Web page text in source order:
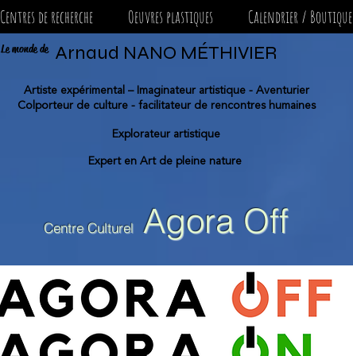
Centres de recherche Oeuvres plastiques Calendrier / Boutique
Arnaud NANO MÉTHIVIER
Le monde de
Artiste expérimental – Imaginateur artistique - Aventurier
Colporteur de culture - facilitateur de rencontres humaines
Explorateur artistique
Expert en Art de pleine nature
Centre Culturel Agora Off